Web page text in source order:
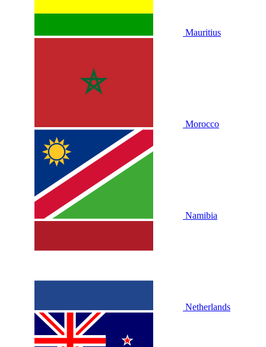
Mauritius
Morocco
Namibia
Netherlands